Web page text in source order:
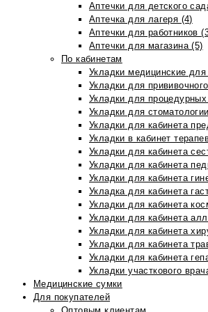
Аптечки для детского
Аптечка для лагеря (4)
Аптечки для работников
Аптечки для магазина (5)
По кабинетам
Укладки медицинские
Укладки для
Укладки для процедурных
Укладки для
Укладки для кабинета
Укладки в кабинет
Укладки для кабинета
Укладки для кабинета
Укладки для кабинета
Укладка для кабинета
Укладки для кабинета
Укладки для кабинета
Укладки для кабинета
Укладки для кабинета
Укладки для кабинета
Укладки участкового
Медицинские сумки
Для покупателей